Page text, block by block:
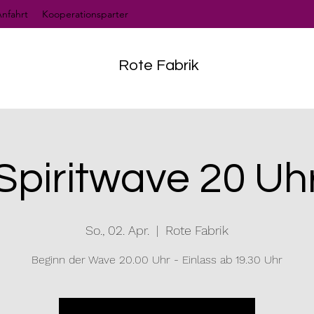
Kooperationsparter
Rote Fabrik
20
So., 02. Apr.
  |
Rote Fabrik
Beginn der Wave 20.00 Uhr - Einlass ab 19.30 Uhr